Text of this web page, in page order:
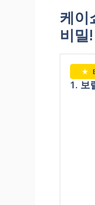
케이
비밀
★
1. 보